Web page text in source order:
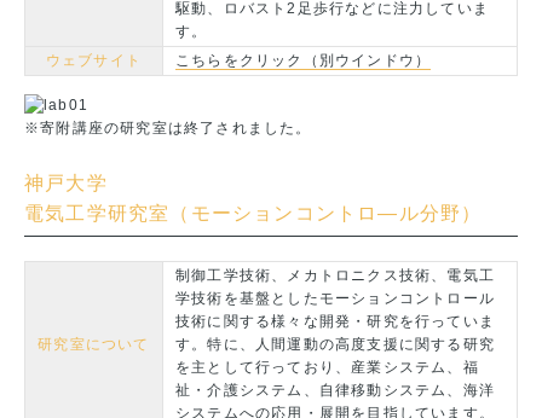
駆動、ロバスト2足歩行などに注力していま
す。
ウェブサイト
こちらをクリック（別ウインドウ）
※寄附講座の研究室は終了されました。
神戸大学
電気工学研究室（モーションコントロ―ル分野）
研究室について
制御工学技術、メカトロニクス技術、電気工
学技術を基盤としたモーションコントロール
技術に関する様々な開発・研究を行っていま
す。特に、人間運動の高度支援に関する研究
を主として行っており、産業システム、福
祉・介護システム、自律移動システム、海洋
システムへの応用・展開を目指しています。